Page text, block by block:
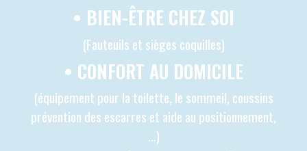
est à réchauffer.
Les plateaux repas du week-end sont